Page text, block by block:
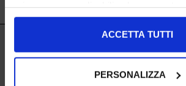
in cui avete effettuato le vostre scelte.
modificare o revocare il proprio
momento dalla Dichiarazione sui cookie
ACCETTA TUTTI
PERSONALIZZA